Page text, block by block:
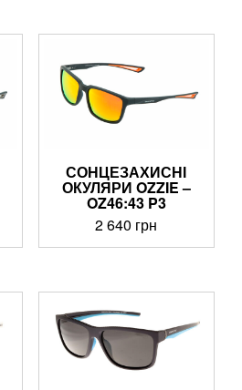
СОНЦЕЗАХИСНІ
ОКУЛЯРИ OZZIE –
OZ46:43 P3
2 640 грн